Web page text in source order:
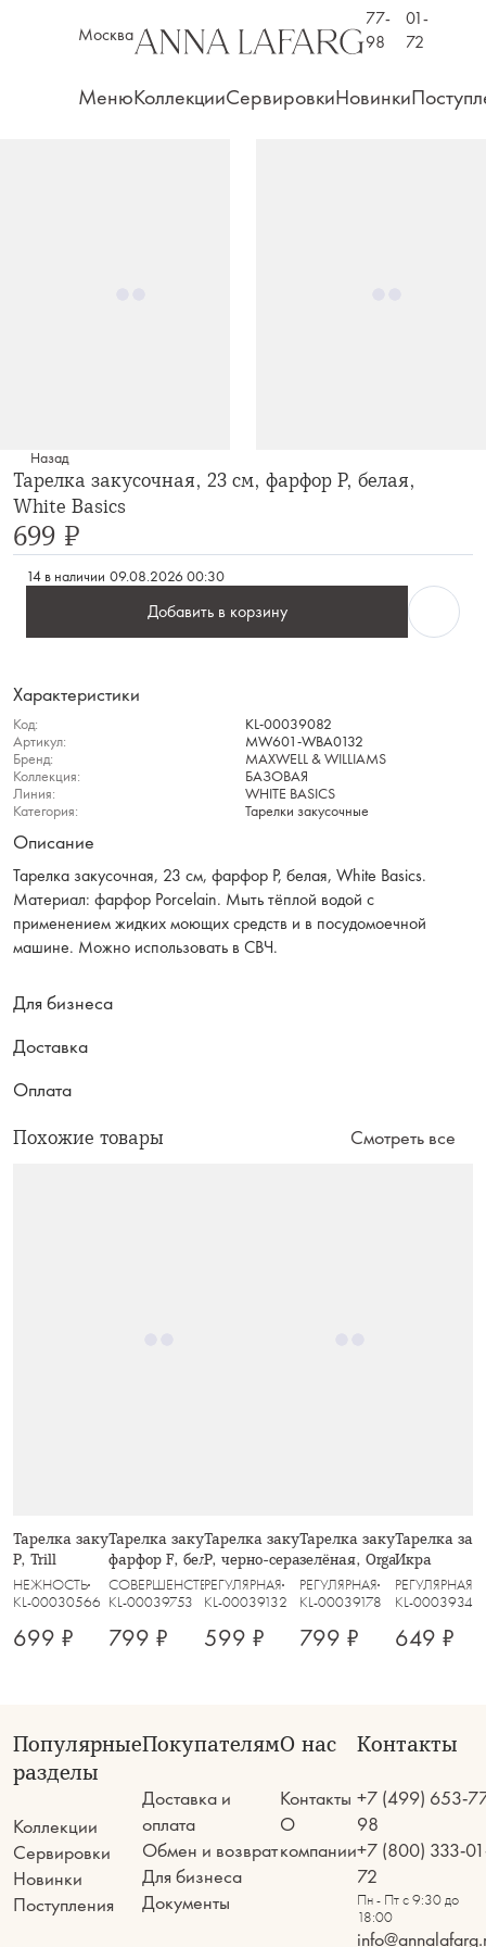
Москва
77-
98
01-
72
МенюКоллекцииСервировкиНовинки
Назад
Тарелка закусочная, 23 см, фарфор P, белая,
White Basics
699 ₽
14 в наличии 09.08.2026 00:30
Добавить в корзину
Характеристики
Код:
KL-00039082
Артикул:
MW601-WBA0132
Бренд:
MAXWELL & WILLIAMS
Коллекция:
БАЗОВАЯ
Линия:
WHITE BASICS
Категория:
Тарелки закусочные
Описание
Тарелка закусочная, 23 см, фарфор P, белая, White Basics.
Материал: фарфор Рorcelain. Мыть тёплой водой с
применением жидких моющих средств и в посудомоечной
машине. Можно использовать в СВЧ.
Для бизнеса
Доставка
Оплата
Похожие товары Смотреть все
Тарелка закусочная, 21 см, стекло
Р, Trill
НЕЖНОСТЬ
KL-00030566
699 ₽
Тарелка закусочная, 21,5 см,
фарфор F, белая, с серебристым
кантом, Lotus silver
СОВЕРШЕНСТВО
KL-00039753
799 ₽
Тарелка закусочная, 20 см, фарфор
P, черно-серая, в крапинку, Umi
РЕГУЛЯРНАЯ
KL-00039132
599 ₽
Тарелка закусочная, 22
зелёная, Organica
РЕГУЛЯРНАЯ
KL-00039178
799 ₽
Тарелка
Икра
РЕГУЛЯРНАЯ
KL-00039345
649 ₽
Популярные
разделы
Коллекции
Сервировки
Новинки
Поступления
Покупателям
Доставка и
оплата
Обмен и возврат
Для бизнеса
Документы
О нас
Контакты
О
компании
Контакты
+7 (499) 653-
98
+7 (800) 333-
72
Пн - Пт с 9:30 до
18:00